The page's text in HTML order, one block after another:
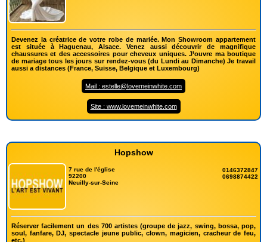
Devenez la créatrice de votre robe de mariée. Mon Showroom appartement
est située à Haguenau, Alsace. Venez aussi découvrir de magnifique
chaussures et des accessoires pour cheveux uniques. J’ouvre ma boutique
de mariage tous les jours sur rendez-vous (du Lundi au Dimanche) Je travail
aussi a distances (France, Suisse, Belgique et Luxembourg)
Mail : estelle@lovemeinwhite.com
Site : www.lovemeinwhite.com
Hopshow
7 rue de l'église
92200
Neuilly-sur-Seine
0146372847
0698874422
Réserver facilement un des 700 artistes (groupe de jazz, swing, bossa, pop,
soul, fanfare, DJ, spectacle jeune public, clown, magicien, cracheur de feu,
etc.)